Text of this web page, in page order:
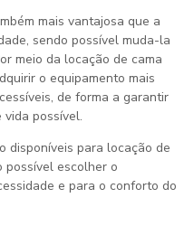
mais vantajosa que a
sendo possível muda-la
meio da locação de cama
o equipamento mais
de forma a garantir
possível.
disponíveis para locação de
possível escolher o
e para o conforto do